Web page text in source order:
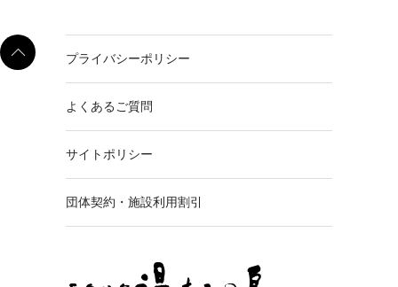
プライバシーポリシー
よくあるご質問
サイトポリシー
団体契約・施設利用割引